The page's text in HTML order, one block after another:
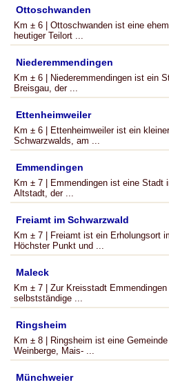
Ottoschwanden
Km ± 6 | Ottoschwanden ist eine
heutiger Teilort ...
Niederemmendingen
Km ± 6 | Niederemmendingen ist ein
Breisgau, der ...
Ettenheimweiler
Km ± 6 | Ettenheimweiler ist ein
Schwarzwalds, am ...
Emmendingen
Km ± 7 | Emmendingen ist eine Stadt
Altstadt, der ...
Freiamt im Schwarzwald
Km ± 7 | Freiamt ist ein Erholungsort
Höchster Punkt und ...
Maleck
Km ± 7 | Zur Kreisstadt
selbstständige ...
Ringsheim
Km ± 8 | Ringsheim ist eine
Weinberge, Mais- ...
Münchweier